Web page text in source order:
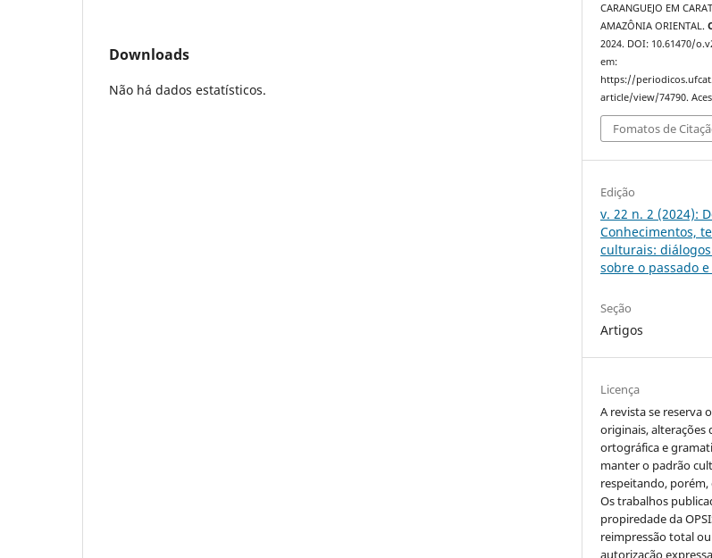
Downloads
Não há dados estatísticos.
CARANGUEJO EM
AMAZÔNIA ORIENTAL.
2024. DOI: 10.61470/
em:
https://
article/view/74790.
Fomatos de
Edição
v. 22 n. 2 (2024):
Conhecimentos,
culturais:
sobre o passado
Seção
Artigos
Licença
A revista se reserva
originais,
ortográfica e
manter o padrão
respeitando,
Os trabalhos
propiredade da
reimpressão total
autorização